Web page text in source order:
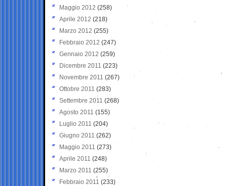
Maggio 2012 (258)
Aprile 2012 (218)
Marzo 2012 (255)
Febbraio 2012 (247)
Gennaio 2012 (259)
Dicembre 2011 (223)
Novembre 2011 (267)
Ottobre 2011 (283)
Settembre 2011 (268)
Agosto 2011 (155)
Luglio 2011 (204)
Giugno 2011 (262)
Maggio 2011 (273)
Aprile 2011 (248)
Marzo 2011 (255)
Febbraio 2011 (233)